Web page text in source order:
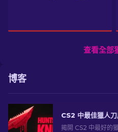
查看全部
博客
揭開 CS2 中最好的